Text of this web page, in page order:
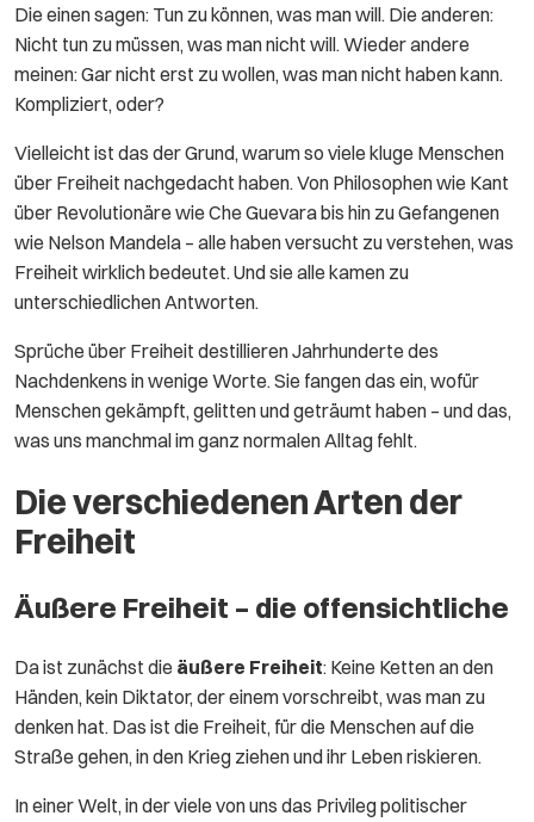
Die einen sagen: Tun zu können, was man will. Die anderen:
Nicht tun zu müssen, was man nicht will. Wieder andere
meinen: Gar nicht erst zu wollen, was man nicht haben kann.
Kompliziert, oder?
Vielleicht ist das der Grund, warum so viele kluge Menschen
über Freiheit nachgedacht haben. Von Philosophen wie Kant
über Revolutionäre wie Che Guevara bis hin zu Gefangenen
wie Nelson Mandela – alle haben versucht zu verstehen, was
Freiheit wirklich bedeutet. Und sie alle kamen zu
unterschiedlichen Antworten.
Sprüche über Freiheit destillieren Jahrhunderte des
Nachdenkens in wenige Worte. Sie fangen das ein, wofür
Menschen gekämpft, gelitten und geträumt haben – und das,
was uns manchmal im ganz normalen Alltag fehlt.
Die verschiedenen Arten der
Freiheit
Äußere Freiheit – die offensichtliche
Da ist zunächst die äußere Freiheit: Keine Ketten an den
Händen, kein Diktator, der einem vorschreibt, was man zu
denken hat. Das ist die Freiheit, für die Menschen auf die
Straße gehen, in den Krieg ziehen und ihr Leben riskieren.
In einer Welt, in der viele von uns das Privileg politischer